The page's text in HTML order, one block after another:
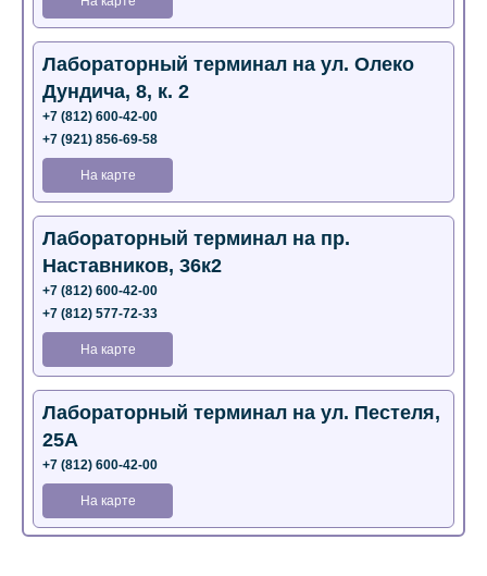
Лабораторный терминал на ул. Олеко
Дундича, 8, к. 2
+7 (812) 600-42-00
+7 (921) 856-69-58
На карте
Лабораторный терминал на пр.
Наставников, 36к2
+7 (812) 600-42-00
+7 (812) 577-72-33
На карте
Лабораторный терминал на ул. Пестеля,
25А
+7 (812) 600-42-00
На карте